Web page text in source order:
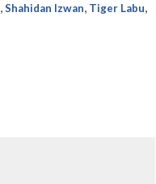
Shahidan Izwan Tiger Labu